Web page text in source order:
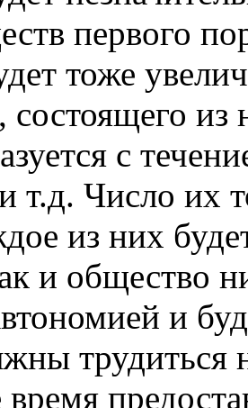
первого
тоже
состоящего из
с
т.д. Число их
из них
и общество
и
трудиться